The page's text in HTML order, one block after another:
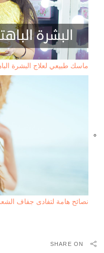
ماسك طبيعي لعلاج البشرة
نصائح هامة لتفادى جفاف
SHARE ON